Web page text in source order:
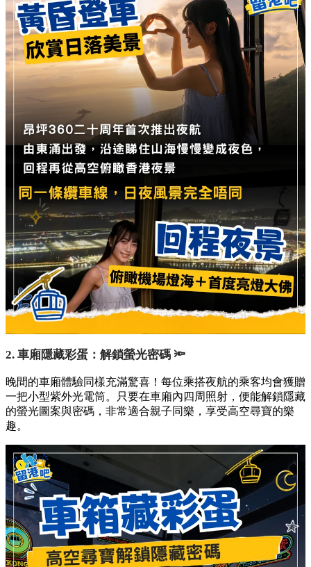
2. 車廂隱藏彩蛋：解鎖螢光密碼 🔦
晚間的車廂體驗同樣充滿驚喜！每位乘搭夜航的乘客均會獲贈
一把小型紫外光電筒。只要在車廂內四周照射，便能解鎖隱藏
的螢光圖案與密碼，非常適合親子同樂，享受高空尋寶的樂
趣。